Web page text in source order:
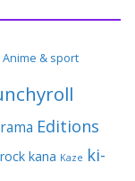
Anime & sport
Editions
kana Kaze ki-